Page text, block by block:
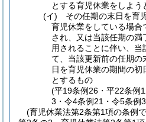
とする育児休業をしよう
(イ)
その任期の末日を育
育児休業をしている場
され、又は当該任期の
用されることに伴い、
て、当該更新前の任期
日を育児休業の期間の初
とするもの
(平19条例26・平22条例
3・令4条例21・令5条例
(育児休業法第2条第1項の条例